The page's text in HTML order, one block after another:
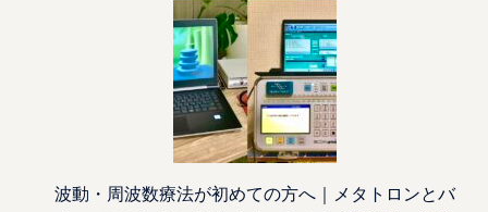
波動・周波数療法が初めての方へ｜メタトロンとバ